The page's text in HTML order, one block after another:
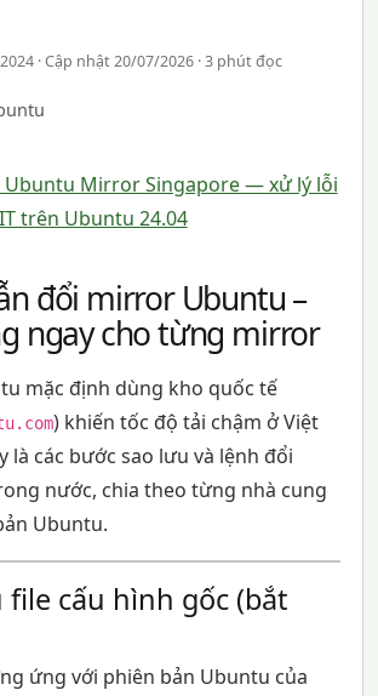
· Cập nhật 20/07/2026 · 3 phút đọc
Ubuntu Mirror Singapore — xử lý lỗi
trên Ubuntu 24.04
đổi mirror Ubuntu –
ngay cho từng mirror
mặc định dùng kho quốc tế
) khiến tốc độ tải chậm ở Việt
là các bước sao lưu và lệnh đổi
nước, chia theo từng nhà cung
Ubuntu.
file cấu hình gốc (bắt
ứng với phiên bản Ubuntu của